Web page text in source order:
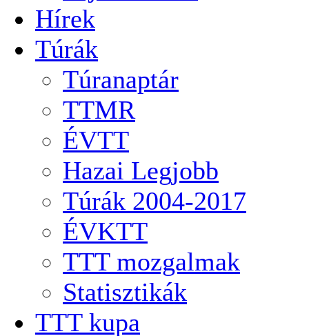
Hírek
Túrák
Túranaptár
TTMR
ÉVTT
Hazai Legjobb
Túrák 2004-2017
ÉVKTT
TTT mozgalmak
Statisztikák
TTT kupa